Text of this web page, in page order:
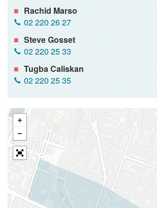
Rachid Marso
02 220 26 27
Steve Gosset
02 220 25 33
Tugba Caliskan
02 220 25 35